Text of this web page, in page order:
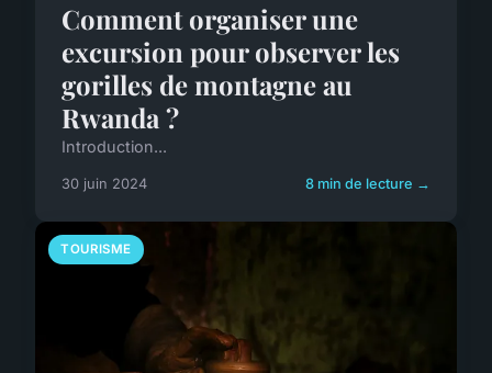
Comment organiser une
excursion pour observer les
gorilles de montagne au
Rwanda ?
Introduction...
30 juin 2024 8 min de lecture →
TOURISME